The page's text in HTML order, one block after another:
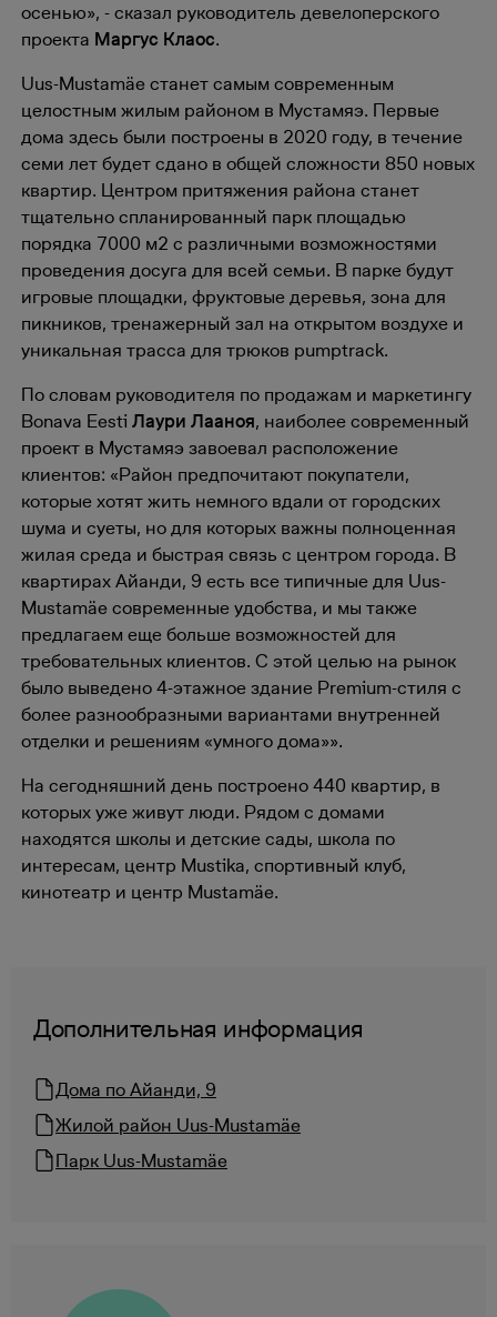
осенью», - сказал руководитель девелоперского
проекта Маргус Клаос.
Uus-Mustamäe станет самым современным
целостным жилым районом в Мустамяэ. Первые
дома здесь были построены в 2020 году, в течение
семи лет будет сдано в общей сложности 850 новых
квартир. Центром притяжения района станет
тщательно спланированный парк площадью
порядка 7000 м2 с различными возможностями
проведения досуга для всей семьи. В парке будут
игровые площадки, фруктовые деревья, зона для
пикников, тренажерный зал на открытом воздухе и
уникальная трасса для трюков pumptrack.
По словам руководителя по продажам и маркетингу
Bonava Eesti Лаури Лааноя, наиболее современный
проект в Мустамяэ завоевал расположение
клиентов: «Район предпочитают покупатели,
которые хотят жить немного вдали от городских
шума и суеты, но для которых важны полноценная
жилая среда и быстрая связь с центром города. В
квартирах Айанди, 9 есть все типичные для Uus-
Mustamäe современные удобства, и мы также
предлагаем еще больше возможностей для
требовательных клиентов. С этой целью на рынок
было выведено 4-этажное здание Premium-стиля с
более разнообразными вариантами внутренней
отделки и решениям «умного дома»».
На сегодняшний день построено 440 квартир, в
которых уже живут люди. Рядом с домами
находятся школы и детские сады, школа по
интересам, центр Mustika, спортивный клуб,
кинотеатр и центр Mustamäe.
Дополнительная информация
Дома по Айанди, 9
Жилой район Uus-Mustamäe
Парк Uus-Mustamäe